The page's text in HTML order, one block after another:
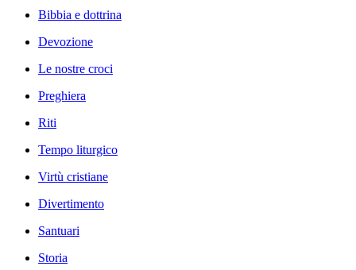
Bibbia e dottrina
Devozione
Le nostre croci
Preghiera
Riti
Tempo liturgico
Virtù cristiane
Divertimento
Santuari
Storia